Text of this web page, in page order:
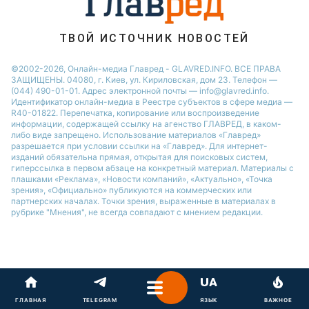
ТВОЙ ИСТОЧНИК НОВОСТЕЙ
©2002-2026, Онлайн-медиа Главред - GLAVRED.INFO. ВСЕ ПРАВА
ЗАЩИЩЕНЫ. 04080, г. Киев, ул. Кириловская, дом 23. Телефон —
(044) 490-01-01. Адрес электронной почты — info@glavred.info.
Идентификатор онлайн-медиа в Реестре cубъектов в сфере медиа —
R40-01822. Перепечатка, копирование или воспроизведение
информации, содержащей ссылку на агенство ГЛАВРЕД, в каком-
либо виде запрещено. Использование материалов «Главред»
разрешается при условии ссылки на «Главред». Для интернет-
изданий обязательна прямая, открытая для поисковых систем,
гиперссылка в первом абзаце на конкретный материал. Материалы с
плашками «Реклама», «Новости компаний», «Актуально», «Точка
зрения», «Официально» публикуются на коммерческих или
партнерских началах. Точки зрения, выраженные в материалах в
рубрике "Мнения", не всегда совпадают с мнением редакции.
ГЛАВНАЯ TELEGRAM ЯЗЫК ВАЖНОЕ